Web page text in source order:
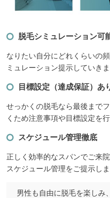
脱毛シミュレーション可
なりたい自分にどれくらいの
ミュレーション提示していきま
目標設定（達成保証）あ
せっかくの脱毛なら最後まで
くため注意事項や目標設定を行
スケジュール管理徹底
正しく効率的なスパンでご来
スケジュール管理をご提示しま
男性も自由に脱毛を楽しみ